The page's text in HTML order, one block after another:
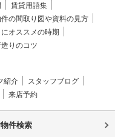
賃貸用語集
の間取り図や資料の見方
オススメの時期
りのコツ
紹介
スタッフブログ
来店予約
件検索